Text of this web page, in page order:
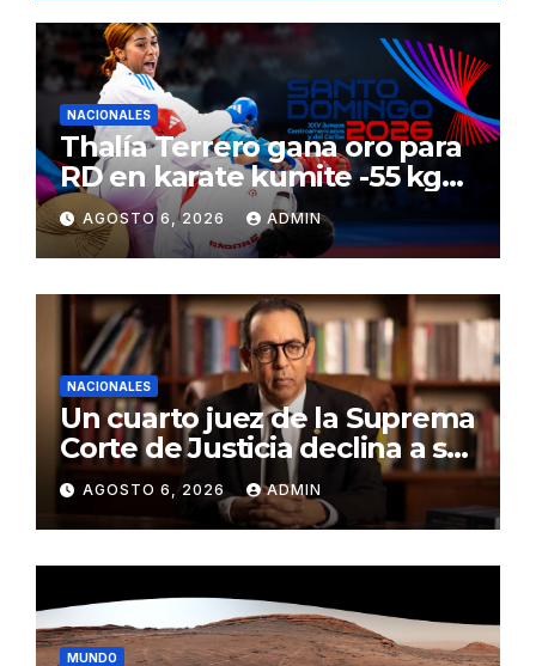
NACIONALES
Thalía Terrero gana oro para
RD en karate kumite -55 kg
en Santo Domingo 2026
AGOSTO 6, 2026 ADMIN
NACIONALES
Un cuarto juez de la Suprema
Corte de Justicia declina a ser
evaluado por el CNM
AGOSTO 6, 2026 ADMIN
MUNDO